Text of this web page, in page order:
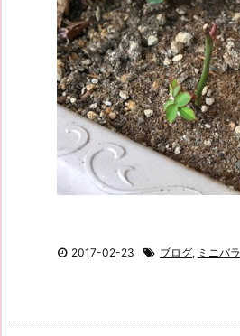
2017-02-23 ブログ, ミニバラ